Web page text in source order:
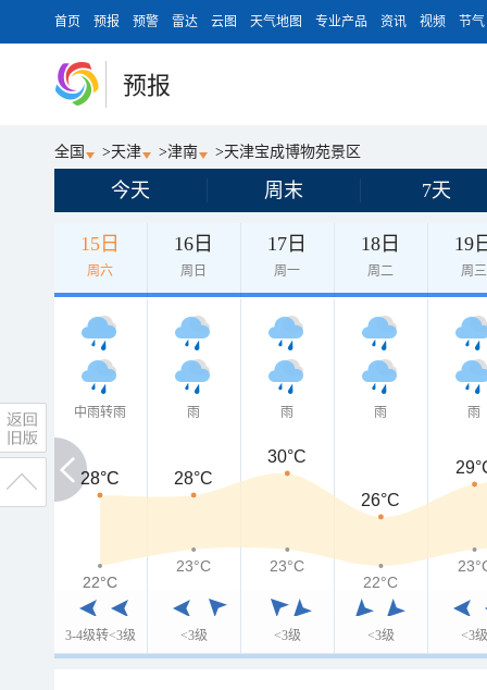
首页 预报 预警 雷达 云图 天气地图 专业产品 资讯 视频 节气
预报
全国 >天津 >津南 >天津宝成博物苑景区
今天 周末 7天
15日
周六
16日
周日
17日
周一
18日
周二
19
周三
中雨转雨
3-4级转<3级
雨
<3级
雨
<3级
雨
<3级
雨
<3级
28°C
28°C 28°C
30°C
26°C
22°C
22°C
23°C
23°C
22°C